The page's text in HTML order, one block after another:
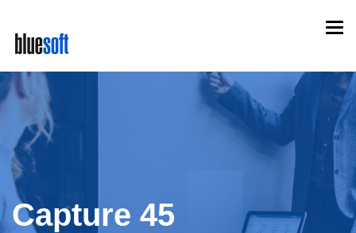
main
content
Capture 45